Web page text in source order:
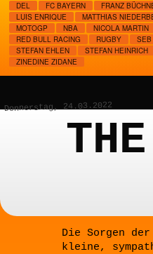
DEL
FC BAYERN FRANZ
LUIS ENRIQUE
MATTHIAS
MOTOGP
NBA NICOLA MARTIN
RED BULL RACING
RUGBY SEB
STEFAN EHLEN
STEFAN HEINRICH
ZINEDINE ZIDANE
Donnerstag, 24.03.2022
Die Sorgen
kleine,